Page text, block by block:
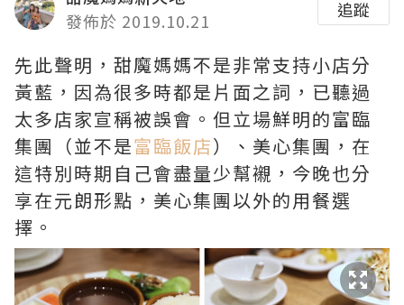
發佈於 2019.10.21
追蹤
先此聲明，甜魔媽媽不是非常支持小店分
黃藍，因為很多時都是片面之詞，已聽過
太多店家宣稱被誤會。但立場鮮明的富臨
集團（並不是富臨飯店）、美心集團，在
這特別時期自己會盡量少幫襯，今晚也分
享在元朗形點，美心集團以外的用餐選
擇。